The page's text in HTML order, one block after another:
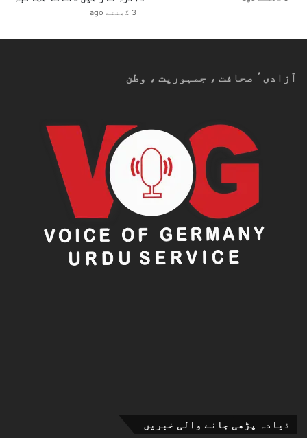
3 گھنٹے ago
آزادیٴ صحافت ، جمہوریت ، وطن
ذیادہ پڑھی جانے والی خبریں